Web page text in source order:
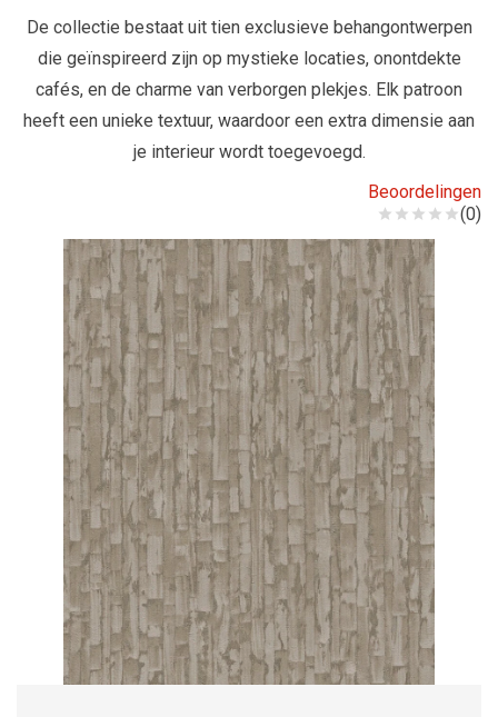
De collectie bestaat uit tien exclusieve behangontwerpen
die geïnspireerd zijn op mystieke locaties, onontdekte
cafés, en de charme van verborgen plekjes. Elk patroon
heeft een unieke textuur, waardoor een extra dimensie aan
je interieur wordt toegevoegd.
Beoordelingen
(0)